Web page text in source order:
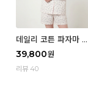
데일리 코튼 파자마 반
팔 세트 (우먼) - 02
Blue cherry
39,800원
리뷰 40